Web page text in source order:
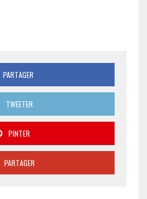
PARTAGER
TWEETER
PINTER
PARTAGER